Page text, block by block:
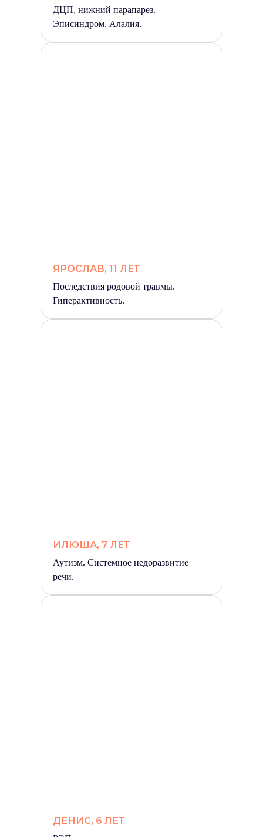
ДЦП, нижний парапарез.
Эписиндром. Алалия.
ЯРОСЛАВ, 11 ЛЕТ
Последствия родовой травмы.
Гиперактивность.
ИЛЮША, 7 ЛЕТ
Аутизм. Системное недоразвитие
речи.
ДЕНИС, 6 ЛЕТ